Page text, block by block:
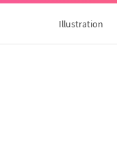
Illustration